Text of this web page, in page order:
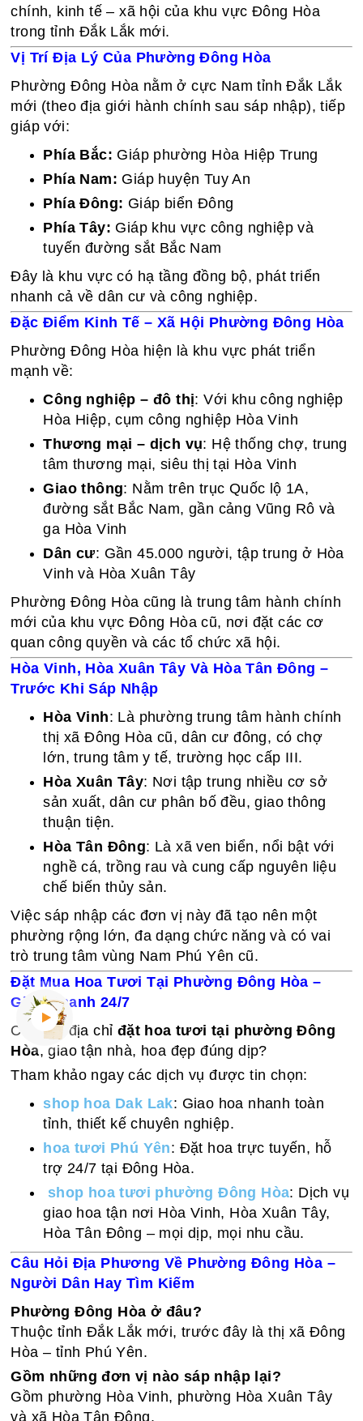
chính, kinh tế – xã hội của khu vực Đông Hòa
trong tỉnh Đắk Lắk mới.
Vị Trí Địa Lý Của Phường Đông Hòa
Phường Đông Hòa nằm ở cực Nam tỉnh Đắk Lắk
mới (theo địa giới hành chính sau sáp nhập), tiếp
giáp với:
Phía Bắc: Giáp phường Hòa Hiệp Trung
Phía Nam: Giáp huyện Tuy An
Phía Đông: Giáp biển Đông
Phía Tây: Giáp khu vực công nghiệp và
tuyến đường sắt Bắc Nam
Đây là khu vực có hạ tầng đồng bộ, phát triển
nhanh cả về dân cư và công nghiệp.
Đặc Điểm Kinh Tế – Xã Hội Phường Đông Hòa
Phường Đông Hòa hiện là khu vực phát triển
mạnh về:
Công nghiệp – đô thị: Với khu công nghiệp
Hòa Hiệp, cụm công nghiệp Hòa Vinh
Thương mại – dịch vụ: Hệ thống chợ, trung
tâm thương mại, siêu thị tại Hòa Vinh
Giao thông: Nằm trên trục Quốc lộ 1A,
đường sắt Bắc Nam, gần cảng Vũng Rô và
ga Hòa Vinh
Dân cư: Gần 45.000 người, tập trung ở Hòa
Vinh và Hòa Xuân Tây
Phường Đông Hòa cũng là trung tâm hành chính
mới của khu vực Đông Hòa cũ, nơi đặt các cơ
quan công quyền và các tổ chức xã hội.
Hòa Vinh, Hòa Xuân Tây Và Hòa Tân Đông –
Trước Khi Sáp Nhập
Hòa Vinh: Là phường trung tâm hành chính
thị xã Đông Hòa cũ, dân cư đông, có chợ
lớn, trung tâm y tế, trường học cấp III.
Hòa Xuân Tây: Nơi tập trung nhiều cơ sở
sản xuất, dân cư phân bố đều, giao thông
thuận tiện.
Hòa Tân Đông: Là xã ven biển, nổi bật với
nghề cá, trồng rau và cung cấp nguyên liệu
chế biến thủy sản.
Việc sáp nhập các đơn vị này đã tạo nên một
phường rộng lớn, đa dạng chức năng và có vai
trò trung tâm vùng Nam Phú Yên cũ.
Đặt Mua Hoa Tươi Tại Phường Đông Hòa –
Giao Nhanh 24/7
Cần tìm địa chỉ đặt hoa tươi tại phường Đông
Hòa, giao tận nhà, hoa đẹp đúng dịp?
Tham khảo ngay các dịch vụ được tin chọn:
shop hoa Dak Lak: Giao hoa nhanh toàn
tỉnh, thiết kế chuyên nghiệp.
hoa tươi Phú Yên: Đặt hoa trực tuyến, hỗ
trợ 24/7 tại Đông Hòa.
shop hoa tươi phường Đông Hòa: Dịch vụ
giao hoa tận nơi Hòa Vinh, Hòa Xuân Tây,
Hòa Tân Đông – mọi dịp, mọi nhu cầu.
Câu Hỏi Địa Phương Về Phường Đông Hòa –
Người Dân Hay Tìm Kiếm
Phường Đông Hòa ở đâu?
Thuộc tỉnh Đắk Lắk mới, trước đây là thị xã Đông
Hòa – tỉnh Phú Yên.
Gồm những đơn vị nào sáp nhập lại?
Gồm phường Hòa Vinh, phường Hòa Xuân Tây
và xã Hòa Tân Đông.